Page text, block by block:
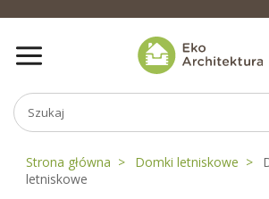
Strona główna Domki letniskowe
letniskowe